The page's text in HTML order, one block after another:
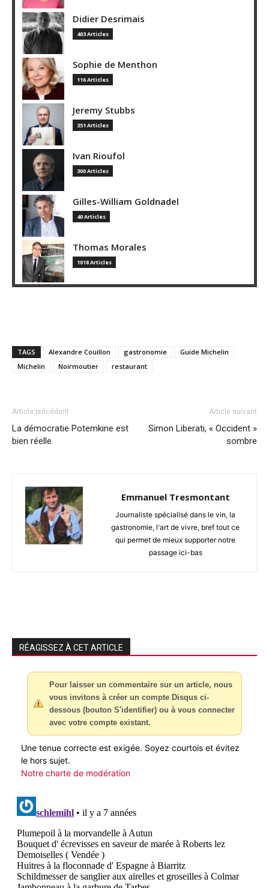
Didier Desrimais
403 Articles
Sophie de Menthon
116 Articles
Jeremy Stubbs
351 Articles
Ivan Rioufol
300 Articles
Gilles-William Goldnadel
40 Articles
Thomas Morales
1018 Articles
TAGS Alexandre Couillon gastronomie
Guide Michelin
Michelin
Noirmoutier restaurant
Article précédent
La démocratie Potemkine est
bien réelle
Article suivant
Simon Liberati, « Occident »
sombre
Emmanuel Tresmontant
Journaliste spécialisé dans le vin, la
gastronomie, l'art de vivre, bref tout ce
qui permet de mieux supporter notre
passage ici-bas
RÉAGISSEZ À CET ARTICLE
Pour laisser un commentaire sur un article, nous
vous invitons à créer un compte Disqus ci-
dessous (bouton S'identifier) ou à vous connecter
avec votre compte existant.
Une tenue correcte est exigée. Soyez courtois et évitez
le hors sujet.
Notre charte de modération